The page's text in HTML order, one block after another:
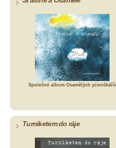
Společné album Osamělých písničkářů
Turniketem do ráje